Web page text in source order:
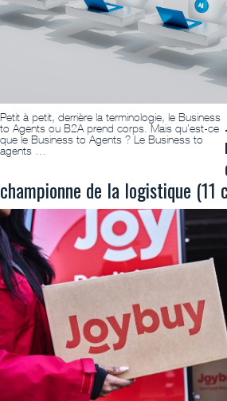
Petit à petit, derrière la terminologie, le Business
to Agents ou B2A prend corps. Mais qu’est-ce
que le Business to Agents ? Le Business to
agents …
championne de la logistique (11